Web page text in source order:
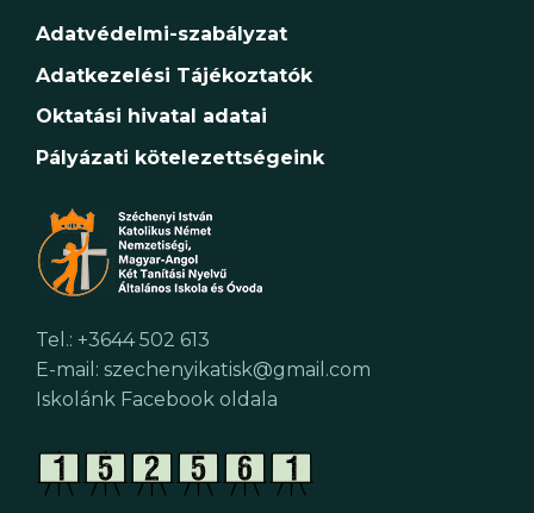
Adatvédelmi-szabályzat
Adatkezelési Tájékoztatók
Oktatási hivatal adatai
Pályázati kötelezettségeink
Tel.: +3644 502 613
E-mail: szechenyikatisk@gmail.com
Iskolánk Facebook oldala